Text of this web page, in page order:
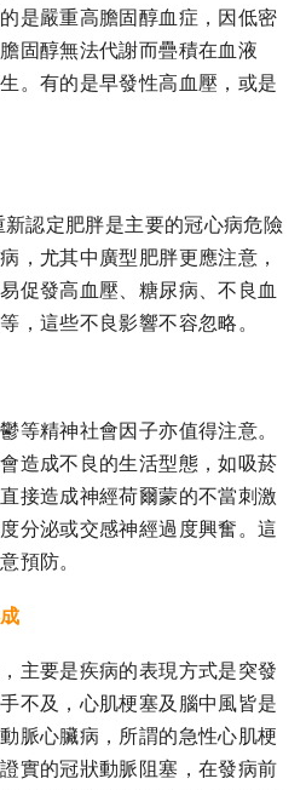
是嚴重高膽固醇血症，因低密
固醇無法代謝而疊積在血液
。有的是早發性高血壓，或是
認定肥胖是主要的冠心病危險
，尤其中廣型肥胖更應注意，
促發高血壓、糖尿病、不良血
，這些不良影響不容忽略。
等精神社會因子亦值得注意。
造成不良的生活型態，如吸菸
接造成神經荷爾蒙的不當刺激
分泌或交感神經過度興奮。這
預防。
主要是疾病的表現方式是突發
不及，心肌梗塞及腦中風皆是
脈心臟病，所謂的急性心肌梗
實的冠狀動脈阻塞，在發病前